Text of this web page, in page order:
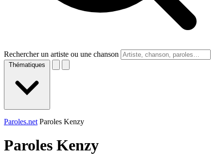
Rechercher un artiste ou une chanson
Thématiques
Paroles.net Paroles Kenzy
Paroles Kenzy